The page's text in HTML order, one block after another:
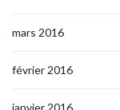
mars 2016
février 2016